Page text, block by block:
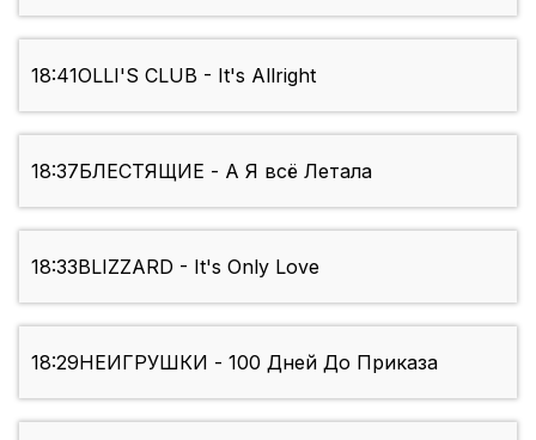
18:41OLLI'S CLUB - It's Allright
18:37БЛЕСТЯЩИЕ - А Я всё Летала
18:33BLIZZARD - It's Only Love
18:29НЕИГРУШКИ - 100 Дней До Приказа